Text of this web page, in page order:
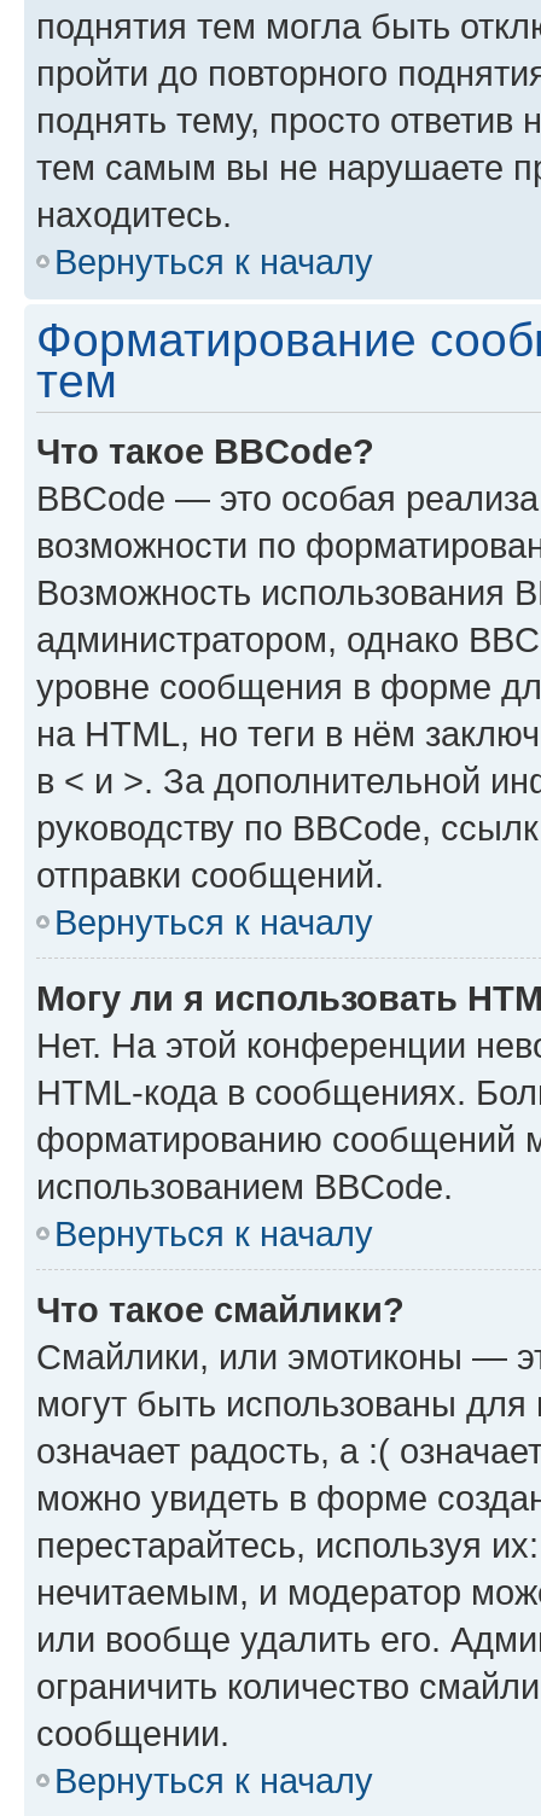
поднятия тем могла быть
пройти до повторного
поднять тему, просто ответив
тем самым вы не нарушаете
находитесь.
Вернуться к началу
Форматирование
тем
Что такое BBCode?
BBCode — это особая
возможности по
Возможность использования
администратором, однако
уровне сообщения в форме
на HTML, но теги в нём
в < и >. За дополнительной
руководству по BBCode,
отправки сообщений.
Вернуться к началу
Могу ли я использовать
Нет. На этой конференции
HTML-кода в сообщениях.
форматированию сообщений
использованием BBCode.
Вернуться к началу
Что такое смайлики?
Смайлики, или эмотиконы —
могут быть использованы
означает радость, а :(
можно увидеть в форме
перестарайтесь, используя
нечитаемым, и модератор
или вообще удалить его.
ограничить количество
сообщении.
Вернуться к началу